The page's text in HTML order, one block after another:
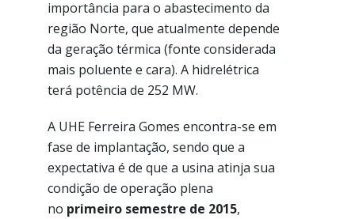
importância para o abastecimento da
região Norte, que atualmente depende
da geração térmica (fonte considerada
mais poluente e cara). A hidrelétrica
terá potência de 252 MW.
A UHE Ferreira Gomes encontra-se em
fase de implantação, sendo que a
expectativa é de que a usina atinja sua
condição de operação plena
no primeiro semestre de 2015,